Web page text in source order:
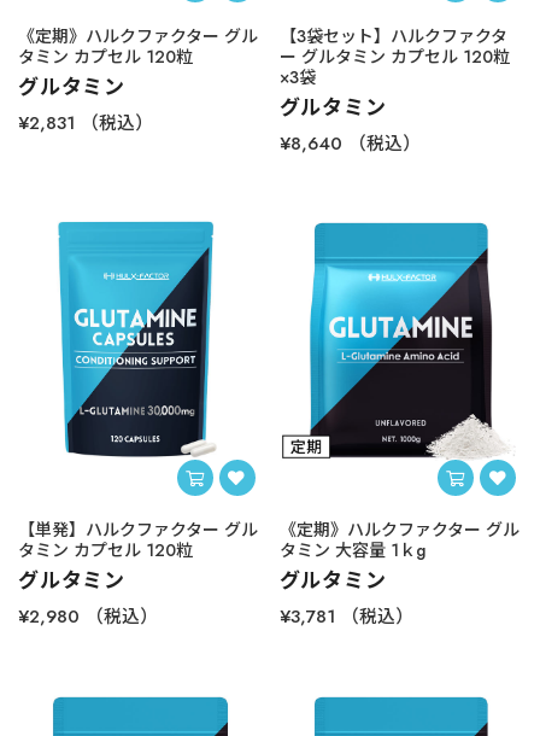
《定期》ハルクファクター グル
タミン カプセル 120粒
グルタミン
¥2,831 （税込）
【3袋セット】ハルクファクタ
ー グルタミン カプセル 120粒
×3袋
グルタミン
¥8,640 （税込）
【単発】ハルクファクター グル
タミン カプセル 120粒
グルタミン
¥2,980 （税込）
《定期》ハルクファクター グル
タミン 大容量 1ｋg
グルタミン
¥3,781 （税込）